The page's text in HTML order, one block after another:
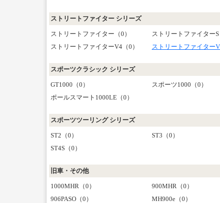
ストリートファイター シリーズ
ストリートファイター（0）
ストリートファイター
ストリートファイターV4（0）
ストリートファイター
スポーツクラシック シリーズ
GT1000（0）
スポーツ1000（0）
ポールスマート1000LE（0）
スポーツツーリング シリーズ
ST2（0）
ST3（0）
ST4S（0）
旧車・その他
1000MHR（0）
900MHR（0）
906PASO（0）
MH900e（0）